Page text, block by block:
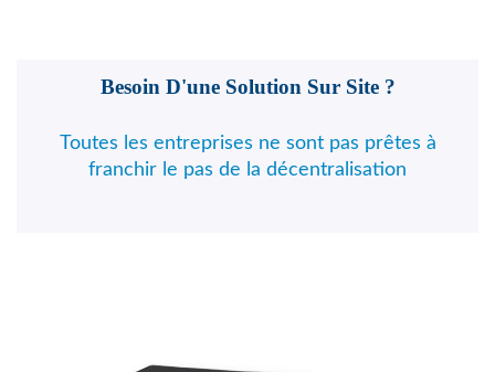
Besoin D'une Solution Sur Site ?
Toutes les entreprises ne sont pas prêtes à
franchir le pas de la décentralisation